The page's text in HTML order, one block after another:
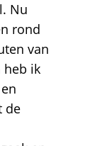
Nu
rond
van
heb ik
de